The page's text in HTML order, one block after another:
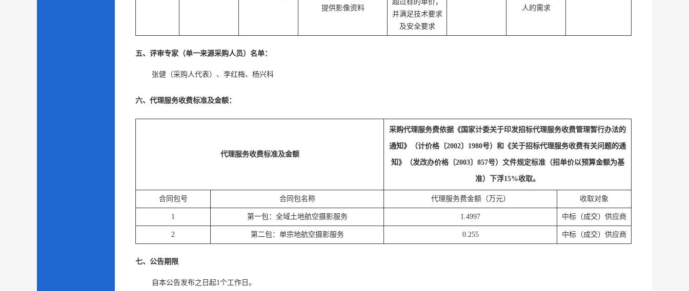
提供影像资料
超过标的单价，
并满足技术要求
及安全要求
人的需求
五、评审专家（单一来源采购人员）名单：
张健（采购人代表） 、 李红梅、 杨兴科
六、代理服务收费标准及金额：
代理服务收费标准及金额
采购代理服务费依据《国家计委关于印发招标代理服务收费管理暂行办法的
通知》（计价格〔2002〕1980号）和《关于招标代理服务收费有关问题的通
知》（发改办价格〔2003〕857号）文件规定标准（招单价以预算金额为基
准）下浮15%收取。
合同包号 合同包名称 代理服务费金额（万元） 收取对象
1 第一包：全域土地航空摄影服务 1.4997 中标（成交）供应商
2 第二包：单宗地航空摄影服务 0.255 中标（成交）供应商
七、公告期限
自本公告发布之日起1个工作日。